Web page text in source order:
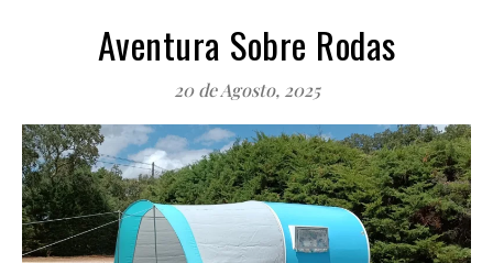
Aventura Sobre Rodas
20 de Agosto, 2025